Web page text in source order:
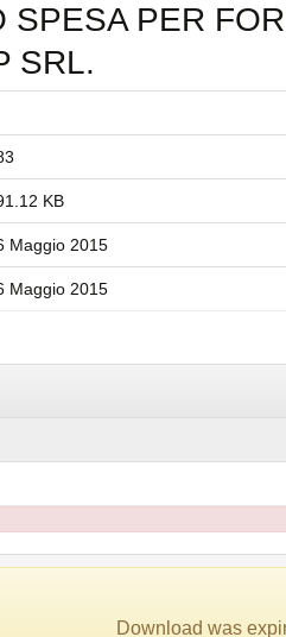
PER
SRL.
KB
Maggio 2015
Maggio 2015
Download was